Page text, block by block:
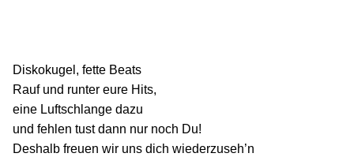
Diskokugel, fette Beats
Rauf und runter eure Hits,
eine Luftschlange dazu
und fehlen tust dann nur noch Du!
Deshalb freuen wir uns dich wiederzuseh’n